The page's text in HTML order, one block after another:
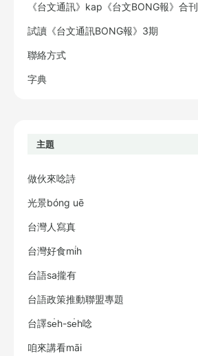
《台文通訊》kap《台文BONG報》合刊
試讀《台文通訊BONG報》3期
聯絡方式
字典
主題
做伙來唸詩
光景bóng uē
台灣人寫真
台灣好食mi̍h
台語sa攏有
台語政策推動聯盟專題
台譯se̍h-se̍h唸
咱來講看māi